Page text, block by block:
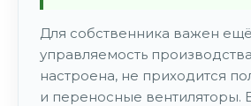
Для собственника важен
управляемость
настроена, не приходится
и переносные вентиляторы.